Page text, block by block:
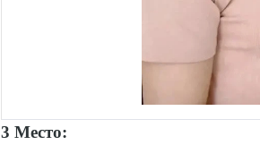
3 Место: